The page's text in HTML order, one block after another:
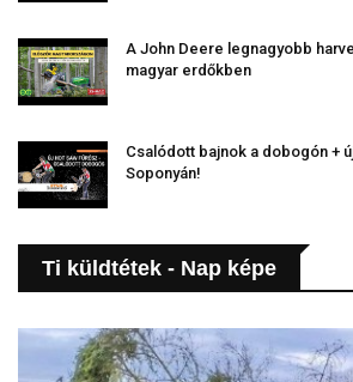
A John Deere legnagyobb
magyar erdőkben
Csalódott bajnok a dobogón +
Soponyán!
Ti küldtétek - Nap képe